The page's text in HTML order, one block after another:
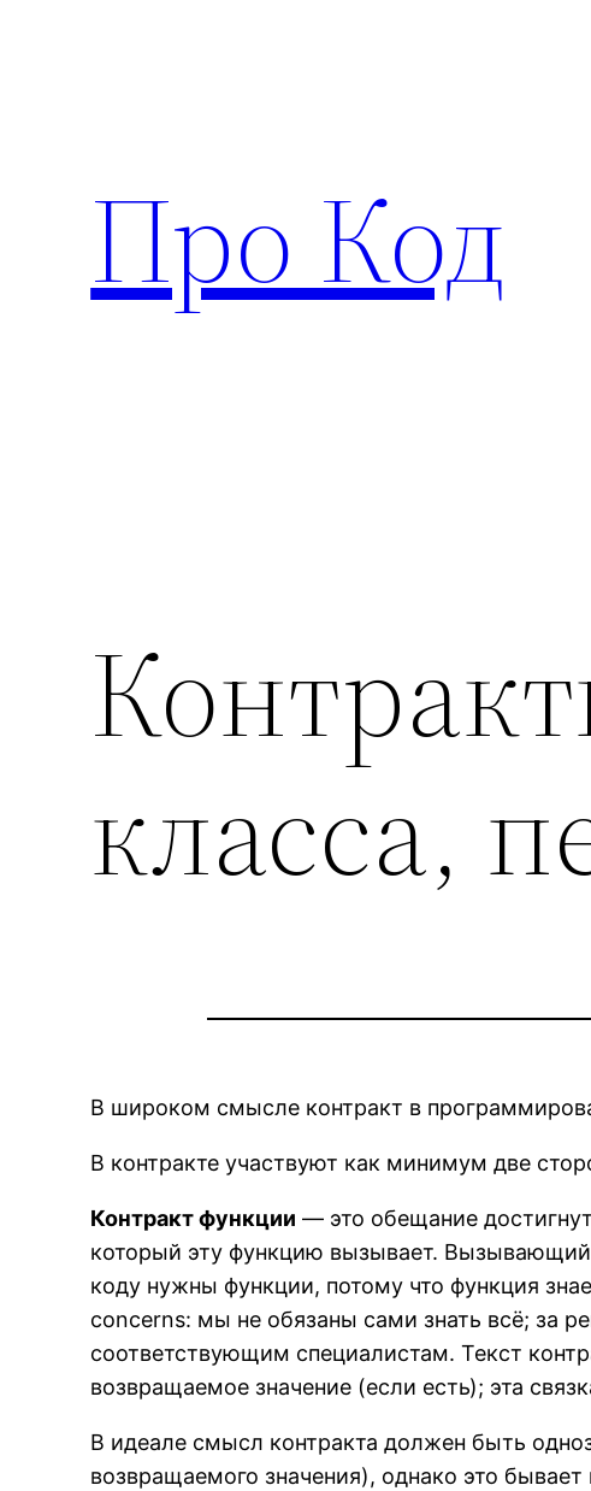
Про Код
класса,
В широком смысле контракт в
В контракте участвуют как минимум две
Контракт функции — это обещание
который эту функцию вызывает.
коду нужны функции, потому что функция
concerns: мы не обязаны сами знать всё; за
соответствующим специалистам. Текст
возвращаемое значение (если есть); эта
В идеале смысл контракта должен быть
возвращаемого значения), однако это